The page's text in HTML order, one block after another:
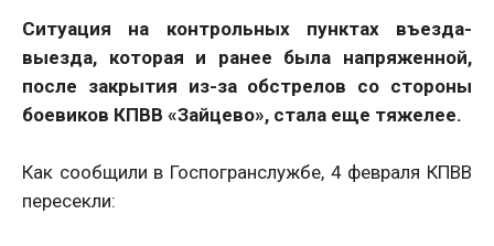
Ситуация на контрольных пунктах въезда-
выезда, которая и ранее была напряженной,
после закрытия из-за обстрелов со стороны
боевиков КПВВ «Зайцево», стала еще тяжелее.
Как сообщили в Госпогранслужбе, 4 февраля КПВВ
пересекли: